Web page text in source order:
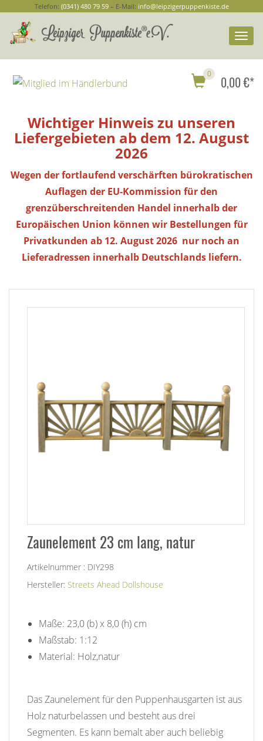
Telefon: (0341) 480 79 59– E-Mail: info@leipzigerpuppenkiste.de
0 0,00 €*
Wichtiger Hinweis zu unseren
Liefergebieten ab dem 12. August
2026
Wegen der fortlaufend verschärften bürokratischen
Auflagen der EU-Kommission für den
grenzüberschreitenden Handel innerhalb der
Europäischen Union können wir Bestellungen für
Privatkunden ab 12. August 2026 nur noch an
Lieferadressen innerhalb Deutschlands liefern.
Zaunelement 23 cm lang, natur
Artikelnummer : DIY298
Hersteller: Streets Ahead Dollshouse
Maße: 23,0 (b) x 8,0 (h) cm
Maßstab: 1:12
Material: Holz,natur
Das Zaunelement für den Puppenhausgarten ist aus
Holz naturbelassen und besteht aus drei
Segmenten. Es kann bemalt aber auch beliebig